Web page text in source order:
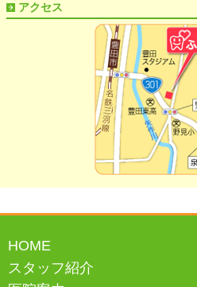
アクセス
HOME
スタッフ紹介